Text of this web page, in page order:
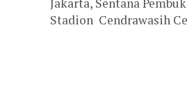
Stadion Cendrawasih